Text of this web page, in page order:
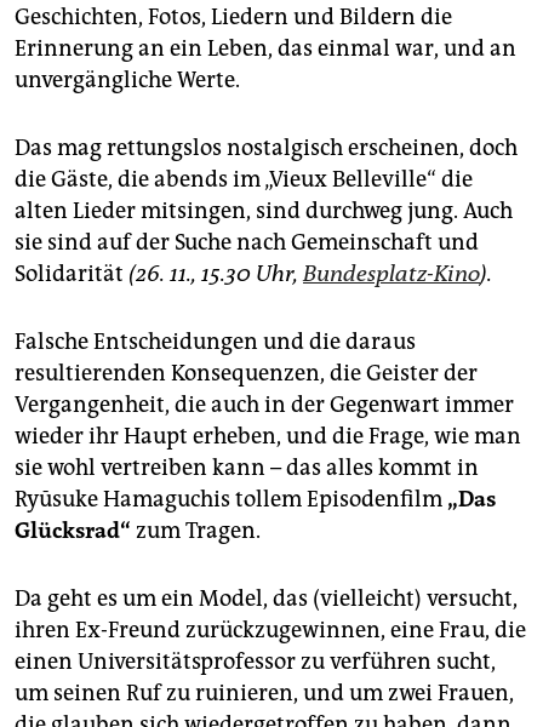
Geschichten, Fotos, Liedern und Bildern die
Erinnerung an ein Leben, das einmal war, und an
unvergängliche Werte.
Das mag rettungslos nostalgisch erscheinen, doch
die Gäste, die abends im „Vieux Belleville“ die
alten Lieder mitsingen, sind durchweg jung. Auch
sie sind auf der Suche nach Gemeinschaft und
Solidarität (26. 11., 15.30 Uhr,Bundesplatz-Kino).
Falsche Entscheidungen und die daraus
resultierenden Konsequenzen, die Geister der
Vergangenheit, die auch in der Gegenwart immer
wieder ihr Haupt erheben, und die Frage, wie man
sie wohl vertreiben kann – das alles kommt in
Ryūsuke Hamaguchis tollem Episodenfilm „Das
Glücksrad“ zum Tragen.
Da geht es um ein Model, das (vielleicht) versucht,
ihren Ex-Freund zurückzugewinnen, eine Frau, die
einen Universitätsprofessor zu verführen sucht,
um seinen Ruf zu ruinieren, und um zwei Frauen,